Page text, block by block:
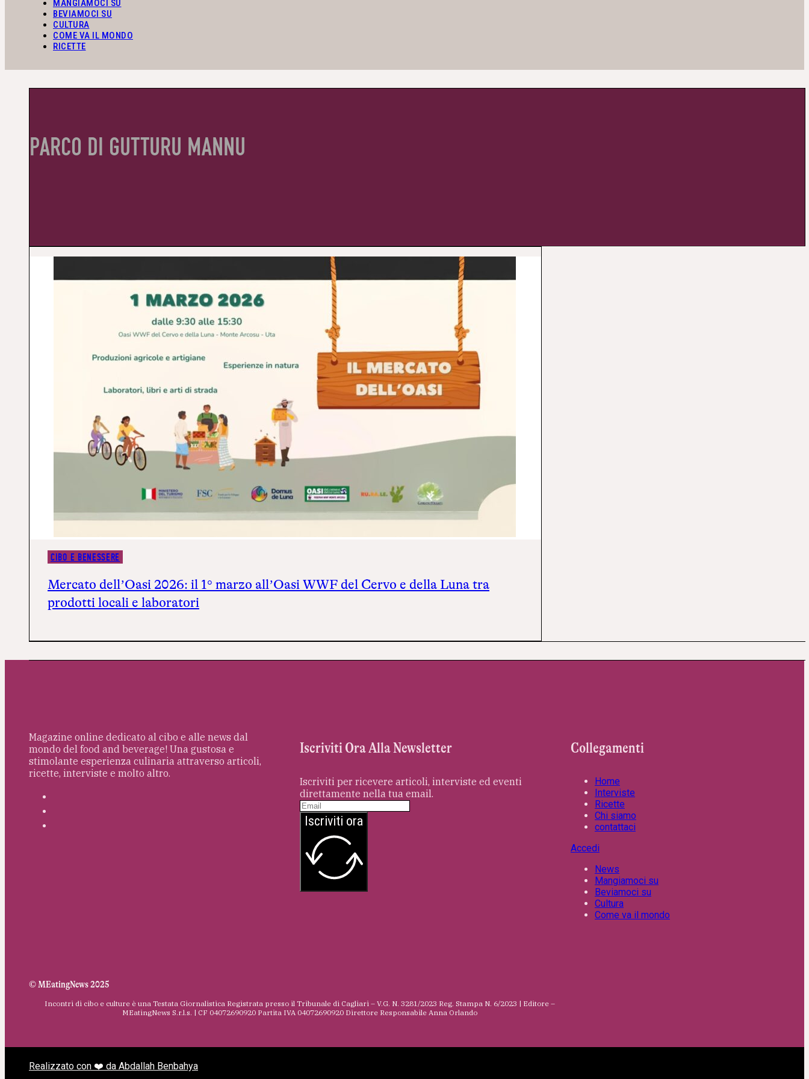
MANGIAMOCI SU
BEVIAMOCI SU
CULTURA
COME VA IL MONDO
RICETTE
PARCO DI GUTTURU MANNU
CIBO E BENESSERE
Mercato dell’Oasi 2026: il 1° marzo all’Oasi WWF del Cervo e della Luna tra
prodotti locali e laboratori
Magazine online dedicato al cibo e alle news dal
mondo del food and beverage! Una gustosa e
stimolante esperienza culinaria attraverso articoli,
ricette, interviste e molto altro.
Iscriviti Ora Alla Newsletter
Iscriviti per ricevere articoli, interviste ed eventi
direttamente nella tua email.
Iscriviti ora
Collegamenti
Home
Interviste
Ricette
Chi siamo
contattaci
Accedi
News
Mangiamoci su
Beviamoci su
Cultura
Come va il mondo
© MEatingNews 2025
Incontri di cibo e culture è una Testata Giornalistica Registrata presso il Tribunale di Cagliari – V.G. N. 3281/2023 Reg. Stampa N. 6/2023 | Editore –
MEatingNews S.r.l.s. | CF 04072690920 Partita IVA 04072690920 Direttore Responsabile Anna Orlando
Realizzato con ❤️ da Abdallah Benbahya